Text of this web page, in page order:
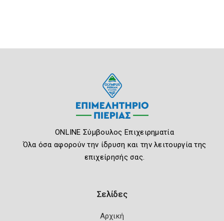
ONLINE Σύμβουλος Επιχειρηματία
Όλα όσα αφορούν την ίδρυση και την λειτουργία της
επιχείρησής σας.
Σελίδες
Αρχική